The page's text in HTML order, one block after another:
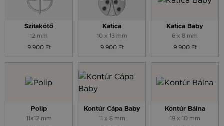
Szitakötő
12 mm
9 900 Ft
Katica
10 x 13 mm
9 900 Ft
Katica Baby
6 x 8 mm
9 900 Ft
Polip
11x12 mm
Kontúr Cápa Baby
11 x 8 mm
Kontúr Bálna
19 x 10 mm